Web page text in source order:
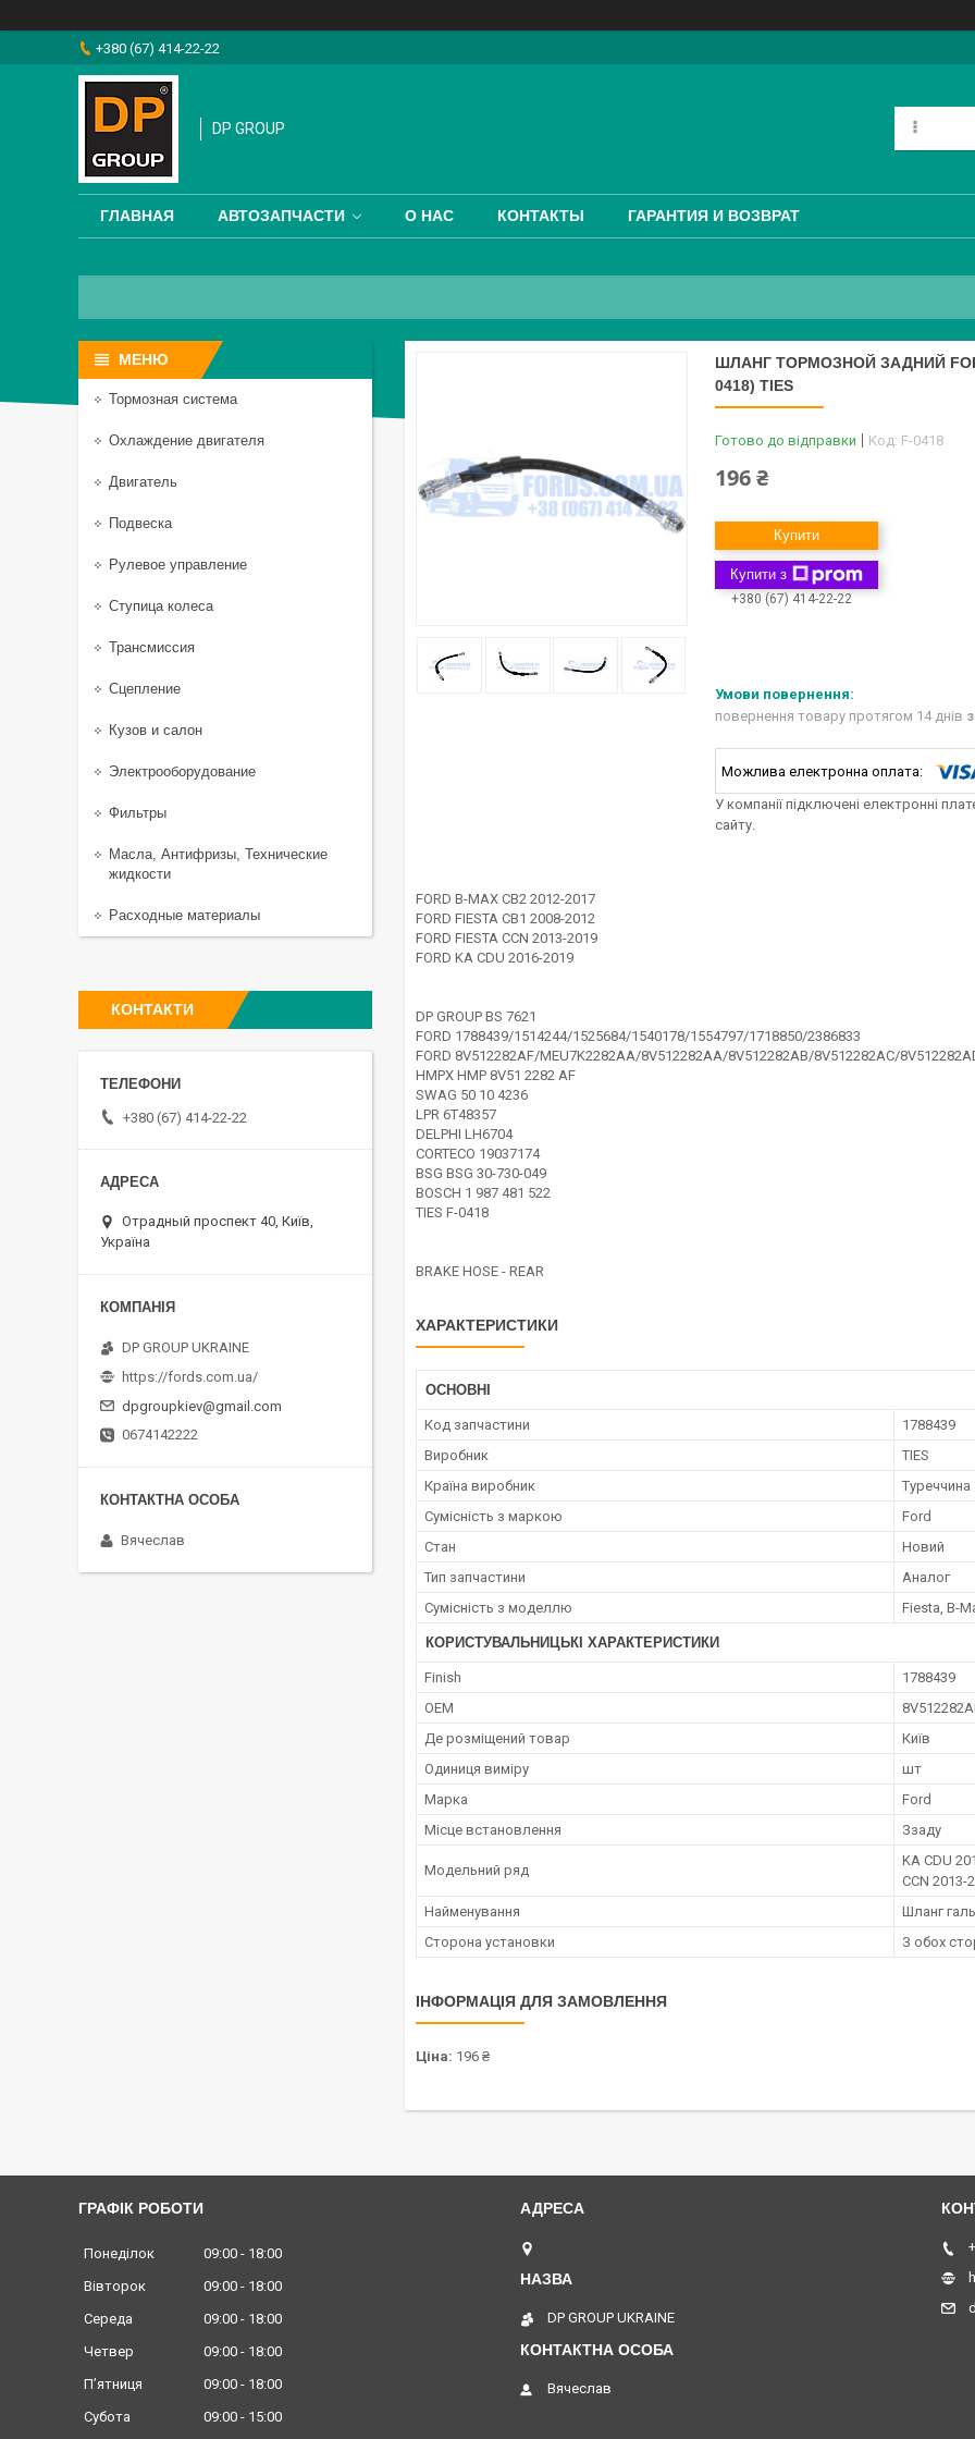
+380 (67) 414-22-22
DP GROUP
ГЛАВНАЯ АВТОЗАПЧАСТИ О НАС КОНТАКТЫ ГАРАНТИЯ И ВОЗВРАТ
ШЛАНГ ТОРМОЗНОЙ ЗАДНИЙ FORD
0418) TIES
Готово до відправки Код: F-0418
196 ₴
Купити
Купити з
+380 (67) 414-22-22
повернення товару протягом 14 днів
У компанії підключені електронні
сайту.
FORD B-MAX CB2 2012-2017
FORD FIESTA CB1 2008-2012
FORD FIESTA CCN 2013-2019
FORD KA CDU 2016-2019
DP GROUP BS 7621
FORD 1788439/1514244/1525684/1540178/1554797/1718850/2386833
FORD 8V512282AF/MEU7K2282AA/8V512282AA/8V512282AB/8V512282AC/
HMPX HMP 8V51 2282 AF
SWAG 50 10 4236
LPR 6T48357
DELPHI LH6704
CORTECO 19037174
BSG BSG 30-730-049
BOSCH 1 987 481 522
TIES F-0418
BRAKE HOSE - REAR
ХАРАКТЕРИСТИКИ
ОСНОВНІ
Код запчастини
1788439
Виробник
TIES
Країна виробник
Туреччина
Сумісність з маркою
Ford
Стан
Новий
Тип запчастини
Аналог
Сумісність з моделлю
Fiesta, B-
КОРИСТУВАЛЬНИЦЬКІ ХАРАКТЕРИСТИКИ
Finish
1788439
OEM
Де розміщений товар
Київ
Одиниця виміру
шт
Марка
Ford
Місце встановлення
Ззаду
Модельний ряд
KA CDU
CCN 2013-
Найменування
Шланг
Сторона установки
З обох
ІНФОРМАЦІЯ ДЛЯ ЗАМОВЛЕННЯ
Ціна: 196 ₴
Тормозная система
Охлаждение двигателя
Двигатель
Подвеска
Рулевое управление
Ступица колеса
Трансмиссия
Сцепление
Кузов и салон
Электрооборудование
Фильтры
Масла, Антифризы, Технические
жидкости
Расходные материалы
КОНТАКТИ
+380 (67) 414-22-22
Отрадный проспект 40, Київ,
Україна
DP GROUP UKRAINE
https://fords.com.ua/
dpgroupkiev@gmail.com
0674142222
Вячеслав
ГРАФІК РОБОТИ
Понеділок 09:00
18:00
Вівторок
09:00
18:00
Середа
09:00
18:00
Четвер
09:00
18:00
Пʼятниця
09:00
18:00
Субота
09:00 15:00
DP GROUP UKRAINE
Вячеслав